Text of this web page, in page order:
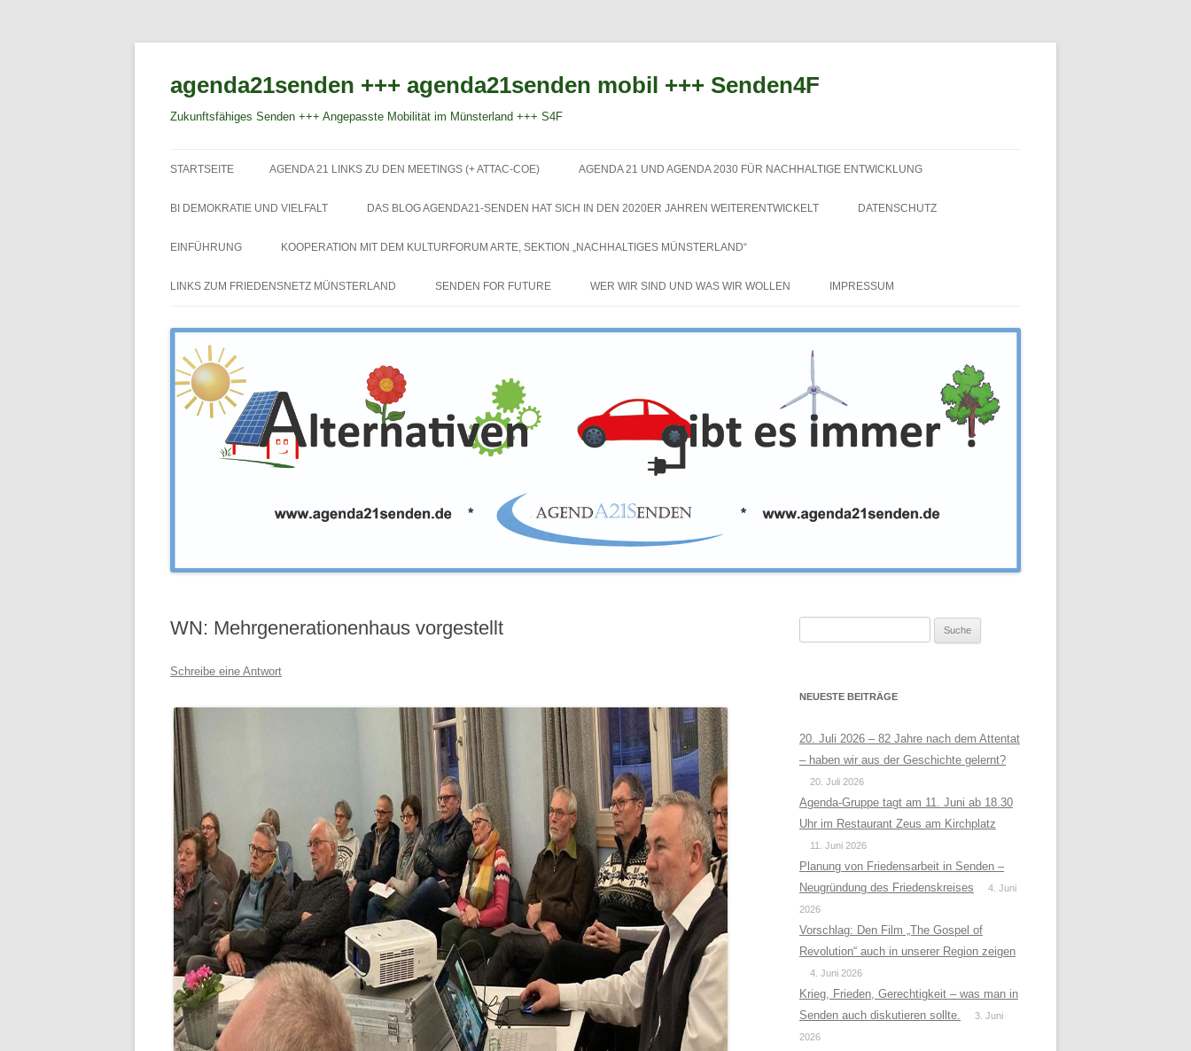
agenda21senden +++ agenda21senden mobil +++ Senden4F
Zukunftsfähiges Senden +++ Angepasste Mobilität im Münsterland +++ S4F
Inhalt
STARTSEITE AGENDA 21 LINKS ZU DEN MEETINGS (+ ATTAC-COE) AGENDA 21 UND AGENDA 2030 FÜR NACHHALTIGE ENTWICKLUNG
BI DEMOKRATIE UND VIELFALT DAS BLOG AGENDA21-SENDEN HAT SICH IN DEN 2020ER JAHREN WEITERENTWICKELT DATENSCHUTZ
EINFÜHRUNG KOOPERATION MIT DEM KULTURFORUM ARTE, SEKTION „NACHHALTIGES MÜNSTERLAND“
LINKS ZUM FRIEDENSNETZ MÜNSTERLAND SENDEN FOR FUTURE WER WIR SIND UND WAS WIR WOLLEN IMPRESSUM
WN: Mehrgenerationenhaus vorgestellt
Schreibe eine Antwort
NEUESTE BEITRÄGE
20. Juli 2026 – 82 Jahre nach dem Attentat
– haben wir aus der Geschichte gelernt?
20. Juli 2026
Agenda-Gruppe tagt am 11. Juni ab 18.30
Uhr im Restaurant Zeus am Kirchplatz
11. Juni 2026
Planung von Friedensarbeit in Senden –
Neugründung des Friedenskreises
4. Juni
2026
Vorschlag: Den Film „The Gospel of
Revolution“ auch in unserer Region zeigen
4. Juni 2026
Krieg, Frieden, Gerechtigkeit – was man in
Senden auch diskutieren sollte.
3. Juni
2026